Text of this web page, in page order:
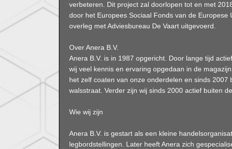
verbeteren. Dit project zal doorlopen tot en met
door het Europees Sociaal Fonds van de
overleg met Adviesbureau De Vaart uitgevoerd.
Over Anera B.V.
Anera B.V. is in 1987 opgericht. Door lange tijd
wij veel kennis en ervaring opgedaan in de
het zelf coaten van onze onderdelen en sinds 2007
walsstraat. Verder zijn wij sinds 2000 actief buiten
Wie wij zijn
Anera B.V. is gestart als een kleine
legbordstellingen. Later heeft Anera zich